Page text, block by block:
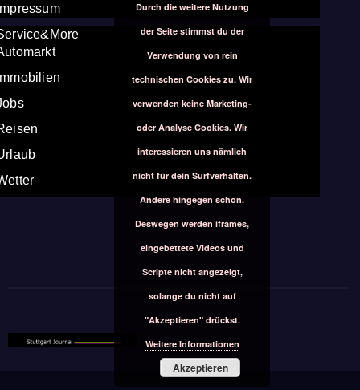
Durch die weitere Nutzung
der Seite stimmst du der
Verwendung von rein
technischen Cookies zu. Wir
verwenden keine Marketing-
oder Analyse Cookies. Wir
interessieren uns nämlich
nicht für dein Surfverhalten.
Andere hingegen schon.
Deswegen werden iframes,
eingebettete Videos und
Scripte nicht angezeigt,
solange du nicht auf
"Akzeptieren" drückst.
Weitere Informationen
Akzeptieren